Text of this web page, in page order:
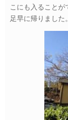
こにも入ること
足早に帰りました。